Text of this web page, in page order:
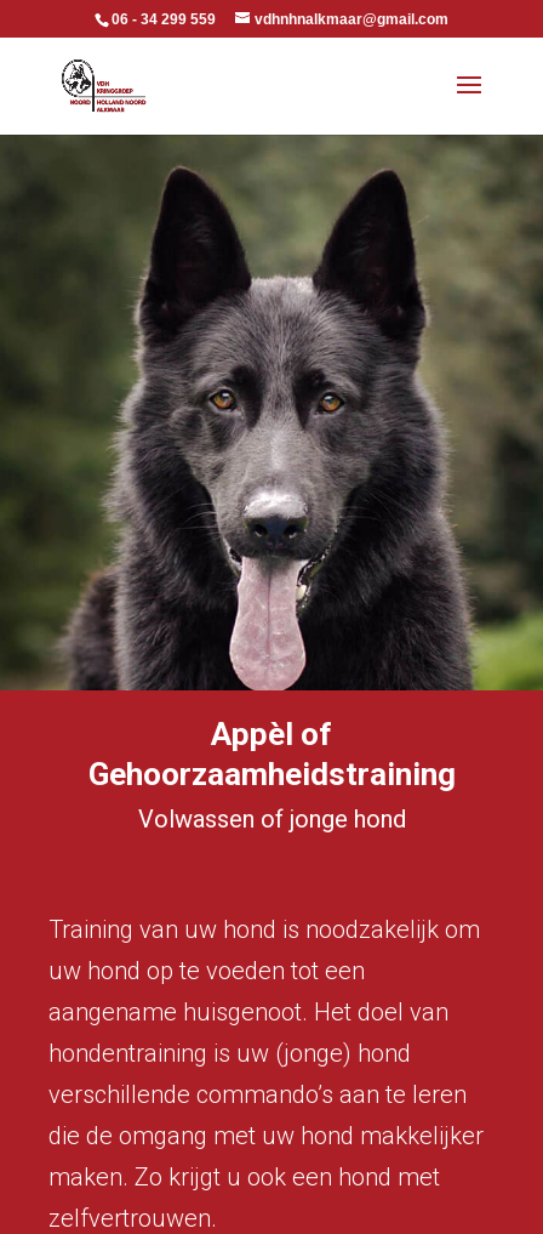
06 - 34 299 559 vdhnhnalkmaar@gmail.com
Appèl of
Gehoorzaamheidstraining
Volwassen of jonge hond
Training van uw hond is noodzakelijk om
uw hond op te voeden tot een
aangename huisgenoot. Het doel van
hondentraining is uw (jonge) hond
verschillende commando’s aan te leren
die de omgang met uw hond makkelijker
maken. Zo krijgt u ook een hond met
zelfvertrouwen.